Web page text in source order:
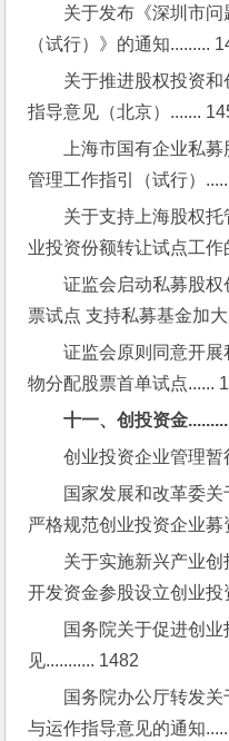
关于发布《深圳市
（试行）》的通知.........
关于推进股权投资
指导意见（北京）.......
上海市国有企业私
管理工作指引（试行）
关于支持上海股权托
业投资份额转让试点工作
证监会启动私募股
票试点 支持私募基金加
证监会原则同意开
物分配股票首单试点......
十一、创投资金
创业投资企业管理暂
国家发展和改革委
严格规范创业投资企业
关于实施新兴产业
开发资金参股设立创业
国务院关于促进创
见........... 1482
国务院办公厅转发
与运作指导意见的通知